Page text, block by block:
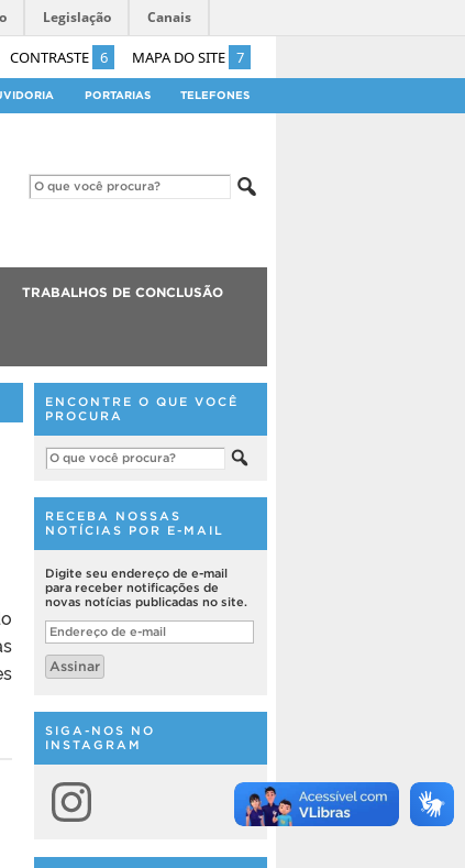
CONTRASTE 6 MAPA DO SITE 7
Legislação Canais
PORTARIAS TELEFONES
TRABALHOS DE CONCLUSÃO
ENCONTRE O QUE VOCÊ
PROCURA
RECEBA NOSSAS
NOTÍCIAS POR E-MAIL
Digite seu endereço de e-mail
para receber notificações de
novas notícias publicadas no site.
Endereço
de
e-
mail
Assinar
SIGA-NOS NO
INSTAGRAM
Instagram